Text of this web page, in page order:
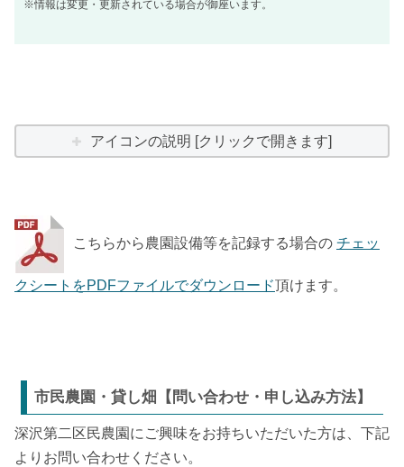
※情報は変更・更新されている場合が御座います。
アイコンの説明 [クリックで開きます]
こちらから農園設備等を記録する場合の チェッ
クシートをPDFファイルでダウンロード頂けます。
市民農園・貸し畑【問い合わせ・申し込み方法】
深沢第二区民農園にご興味をお持ちいただいた方は、下記
よりお問い合わせください。